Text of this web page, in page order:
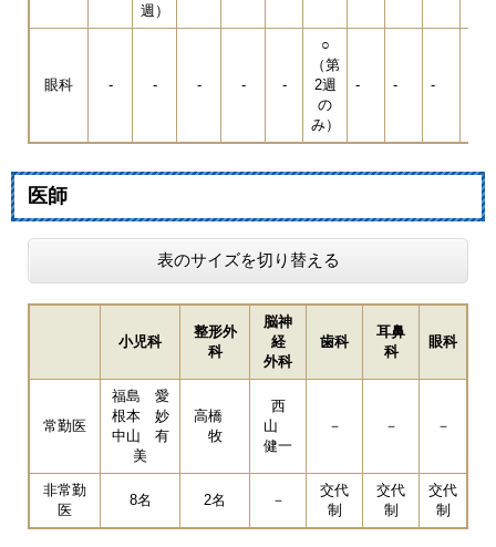
週）
眼科 - - - - -
○
（第
2週
の
み）
- - -
医師
表のサイズを切り替える
小児科
整形外
科
脳神
経
外科
歯科
耳鼻
科
眼科
常勤医
福島 愛
根本 妙
中山 有
美
高橋
牧
西
山
健一
－ － －
非常勤
医
8名 2名 －
交代
制
交代
制
交代
制